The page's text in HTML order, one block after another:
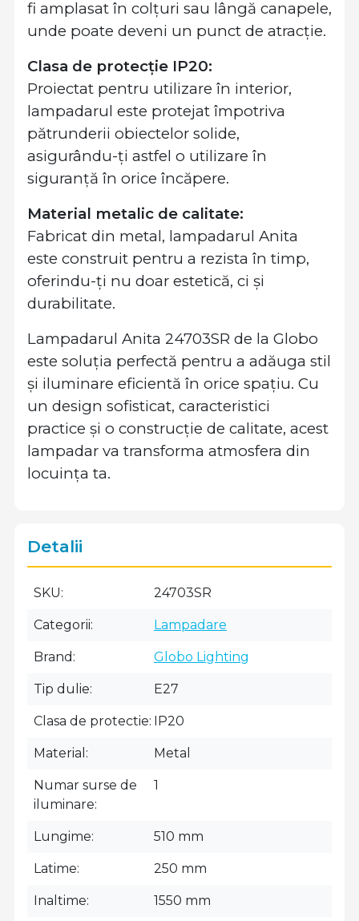
fi amplasat în colțuri sau lângă canapele,
unde poate deveni un punct de atracție.
Clasa de protecție IP20:
Proiectat pentru utilizare în interior,
lampadarul este protejat împotriva
pătrunderii obiectelor solide,
asigurându-ți astfel o utilizare în
siguranță în orice încăpere.
Material metalic de calitate:
Fabricat din metal, lampadarul Anita
este construit pentru a rezista în timp,
oferindu-ți nu doar estetică, ci și
durabilitate.
Lampadarul Anita 24703SR de la Globo
este soluția perfectă pentru a adăuga stil
și iluminare eficientă în orice spațiu. Cu
un design sofisticat, caracteristici
practice și o construcție de calitate, acest
lampadar va transforma atmosfera din
locuința ta.
Detalii
SKU 24703SR
Categorii Lampadare
Brand Globo Lighting
Tip dulie E27
Clasa de protectie IP20
Material Metal
Numar surse de
iluminare
1
Lungime 510 mm
Latime 250 mm
Inaltime 1550 mm